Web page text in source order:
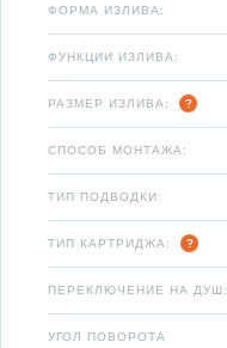
ФОРМА ИЗЛИВА:
ФУНКЦИИ ИЗЛИВА:
РАЗМЕР ИЗЛИВА:
СПОСОБ МОНТАЖА:
ТИП ПОДВОДКИ:
ТИП КАРТРИДЖА:
ПЕРЕКЛЮЧЕНИЕ НА ДУШ:
УГОЛ ПОВОРОТА